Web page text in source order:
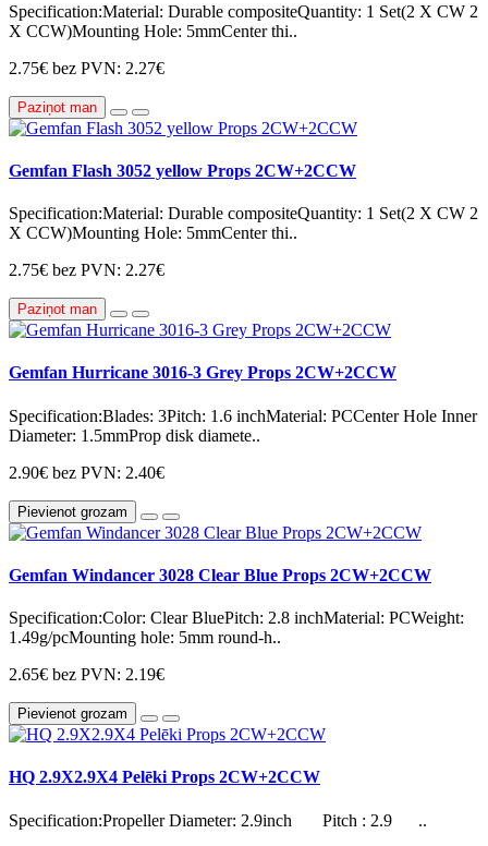
Specification:Material: Durable compositeQuantity: 1 Set(2 X CW 2
X CCW)Mounting Hole: 5mmCenter thi..
2.75€ bez PVN: 2.27€
Paziņot man
Gemfan Flash 3052 yellow Props 2CW+2CCW
Specification:Material: Durable compositeQuantity: 1 Set(2 X CW 2
X CCW)Mounting Hole: 5mmCenter thi..
2.75€ bez PVN: 2.27€
Paziņot man
Gemfan Hurricane 3016-3 Grey Props 2CW+2CCW
Specification:Blades: 3Pitch: 1.6 inchMaterial: PCCenter Hole Inner
Diameter: 1.5mmProp disk diamete..
2.90€ bez PVN: 2.40€
Pievienot grozam
Gemfan Windancer 3028 Clear Blue Props 2CW+2CCW
Specification:Color: Clear BluePitch: 2.8 inchMaterial: PCWeight:
1.49g/pcMounting hole: 5mm round-h..
2.65€ bez PVN: 2.19€
Pievienot grozam
HQ 2.9X2.9X4 Pelēki Props 2CW+2CCW
Specification:Propeller Diameter: 2.9inch Pitch : 2.9 ..